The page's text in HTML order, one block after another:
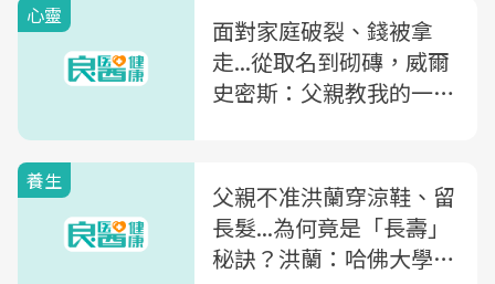
心靈
面對家庭破裂、錢被拿
走...從取名到砌磚，威爾
史密斯：父親教我的一堂
養生
父親不准洪蘭穿涼鞋、留
長髮...為何竟是「長壽」
秘訣？洪蘭：哈佛大學的